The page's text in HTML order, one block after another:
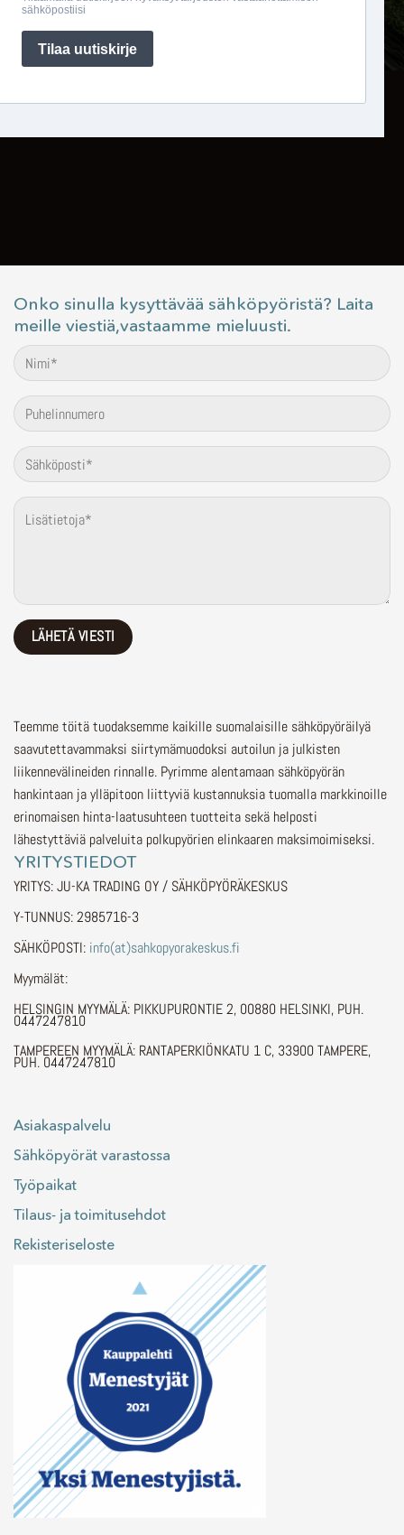
Onko sinulla kysyttävää sähköpyöristä? Laita
meille viestiä,vastaamme mieluusti.
Teemme töitä tuodaksemme kaikille suomalaisille sähköpyöräilyä
saavutettavammaksi siirtymämuodoksi autoilun ja julkisten
liikennevälineiden rinnalle. Pyrimme alentamaan sähköpyörän
hankintaan ja ylläpitoon liittyviä kustannuksia tuomalla markkinoille
erinomaisen hinta-laatusuhteen tuotteita sekä helposti
lähestyttäviä palveluita polkupyörien elinkaaren maksimoimiseksi.
YRITYSTIEDOT
YRITYS: JU-KA TRADING OY / SÄHKÖPYÖRÄKESKUS
Y-TUNNUS: 2985716-3
SÄHKÖPOSTI: info(at)sahkopyorakeskus.fi
Myymälät:
HELSINGIN MYYMÄLÄ: PIKKUPURONTIE 2, 00880 HELSINKI, PUH.
0447247810
TAMPEREEN MYYMÄLÄ: RANTAPERKIÖNKATU 1 C, 33900 TAMPERE,
PUH. 0447247810
Asiakaspalvelu
Sähköpyörät varastossa
Työpaikat
Tilaus- ja toimitusehdot
Rekisteriseloste